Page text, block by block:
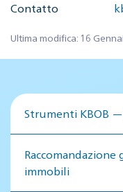
Contatto
Ultima modifica: 16
Strumenti KBOB —
immobili